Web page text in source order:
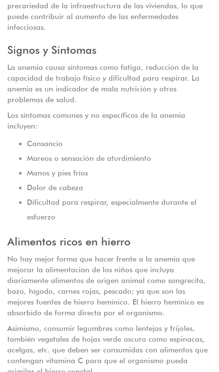
precariedad de la infraestructura de las viviendas, lo que
puede contribuir al aumento de las enfermedades
infecciosas.
Signos y Síntomas
La anemia causa síntomas como fatiga, reducción de la
capacidad de trabajo físico y dificultad para respirar. La
anemia es un indicador de mala nutrición y otros
problemas de salud.
Los síntomas comunes y no específicos de la anemia
incluyen:
Cansancio
Mareos o sensación de aturdimiento
Manos y pies fríos
Dolor de cabeza
Dificultad para respirar, especialmente durante el
esfuerzo
Alimentos ricos en hierro
No hay mejor forma que hacer frente a la anemia que
mejorar la alimentación de los niños que incluya
diariamente alimentos de origen animal como sangrecita,
bazo, hígado, carnes rojas, pescado; ya que son las
mejores fuentes de hierro hemínico. El hierro hemínico es
absorbido de forma directa por el organismo.
Asimismo, consumir legumbres como lentejas y frijoles,
también vegetales de hojas verde oscuro como espinacas,
acelgas, etc. que deben ser consumidas con alimentos que
contengan vitamina C para que el organismo pueda